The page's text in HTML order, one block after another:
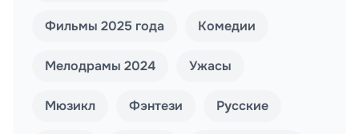
Фильмы 2025 года Комедии
Мелодрамы 2024 Ужасы
Мюзикл Фэнтези Русские